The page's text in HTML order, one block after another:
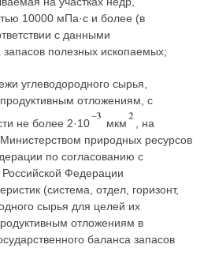
10000 мПа·с и более (в
с данными
запасов полезных ископаемых;
углеводородного сырья,
отложениям, с
не более 2·10
мкм
, на
природных ресурсов
по согласованию с
Федерации
(система, отдел, горизонт,
сырья для целей их
отложениям в
баланса запасов